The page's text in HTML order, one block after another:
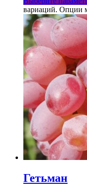
вариаций. Опции
Гетьман